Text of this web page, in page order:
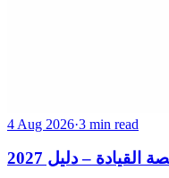
4 Aug 2026·3 min read
– دليل 2027